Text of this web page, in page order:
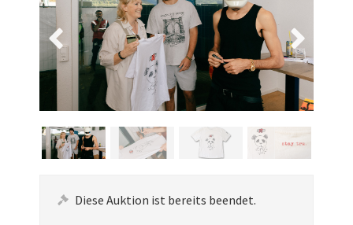
Diese Auktion ist bereits beendet.